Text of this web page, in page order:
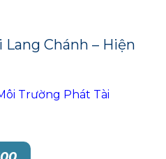
Chánh – Hiện
Trường Phát Tài